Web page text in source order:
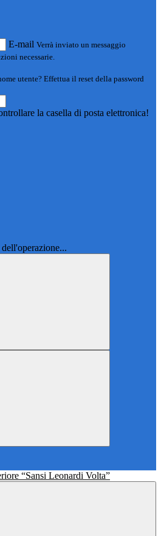
E-mail Verrà inviato un messaggio
necessarie.
utente? Effettua il reset della password
la casella di posta elettronica!